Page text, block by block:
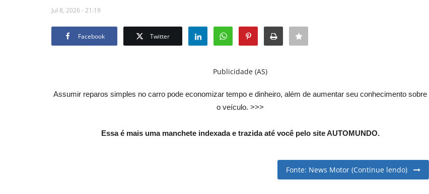
Jul 8, 2026 - 21:19
Facebook Twitter
Publicidade (AS)
Assumir reparos simples no carro pode economizar tempo e dinheiro, além de aumentar seu conhecimento sobre
o veículo. >>>
Essa é mais uma manchete indexada e trazida até você pelo site AUTOMUNDO.
Fonte: News Motor (Continue lendo)